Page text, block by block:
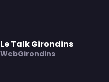
Le Talk Girondins
WebGirondins